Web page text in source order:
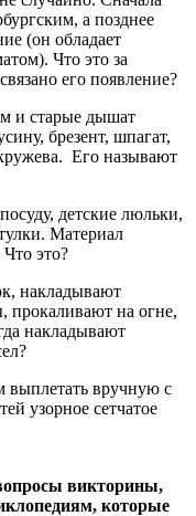
а позднее
(он обладает
Что это за
его появление?
и старые дышат
брезент, шпагат,
Его называют
детские люльки,
Материал
это?
накладывают
на огне,
накладывают
выплетать вручную с
узорное сетчатое
викторины,
которые